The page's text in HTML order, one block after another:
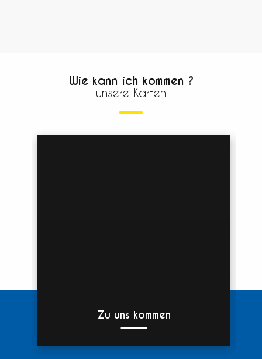
Wie kann ich kommen ?
unsere Karten
Zu uns kommen